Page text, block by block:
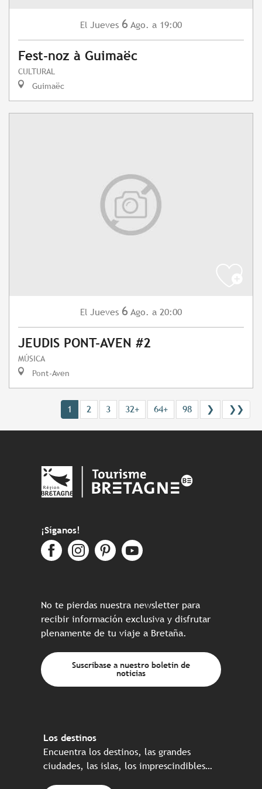
El Jueves 6 Ago. a 19:00
Fest-noz à Guimaëc
CULTURAL
Guimaëc
El Jueves 6 Ago. a 20:00
JEUDIS PONT-AVEN #2
MÚSICA
Pont-Aven
1 2 3 32+ 64+ 98 ❯ ❯❯
¡Síganos!
No te pierdas nuestra newsletter para
recibir información exclusiva y disfrutar
plenamente de tu viaje a Bretaña.
Suscríbase a nuestro boletín de
noticias
Los destinos
Encuentra los destinos, las grandes
ciudades, las islas, los imprescindibles…